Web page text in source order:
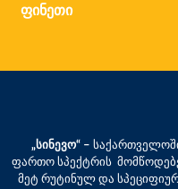
ფინეთი
„სინევო“ –
ფართო სპექტრის
მეტ რუტინულ და